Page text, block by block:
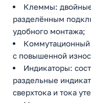
Клеммы:
разделённым
удобного монтажа;
с повышенной
Индикаторы:
раздельные
сверхтока и тока